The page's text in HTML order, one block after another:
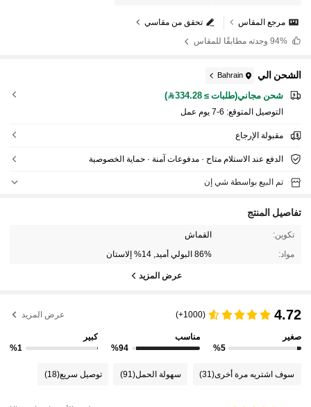
تحقق من مقاسي
مرجع المقاس
وجدته مطابقًا للمقاس
الشحن الي Bahrain
شحن مجاني(طلبات ≥ 334.28)
التوصيل المتوقع: 6-7 يوم عمل
مقبولة الإرجاع
الدفع عند الاستلام متاح · مدفوعات آمنة · حماية الخصوصية
تم البيع بواسطة شي إن
تفاصيل المنتج
تكوين: القماش
مواد: 86% البولي أميد, 14% إلاستان
عرض المزيد
4.72
(1000+) عرض المزيد
صغير
%5
مناسب
%94
كبير
%1
سوف اشتريه مرة أخرى(31) سهولة الحمل(91) توصيل سريع(18)